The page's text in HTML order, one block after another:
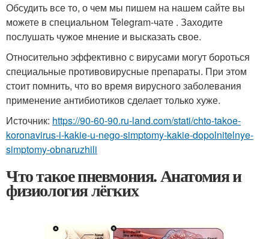
Обсудить все то, о чем мы пишем на нашем сайте вы
можете в специальном Telegram-чате . Заходите
послушать чужое мнение и высказать свое.
Относительно эффективно с вирусами могут бороться
специальные противовирусные препараты. При этом
стоит помнить, что во время вирусного заболевания
применение антибиотиков сделает только хуже.
Источник: https://90-60-90.ru-land.com/stati/chto-takoe-
koronavirus-i-kakie-u-nego-simptomy-kakie-dopolnitelnye-
simptomy-obnaruzhili
Что такое пневмония. Анатомия и
физиология лёгких